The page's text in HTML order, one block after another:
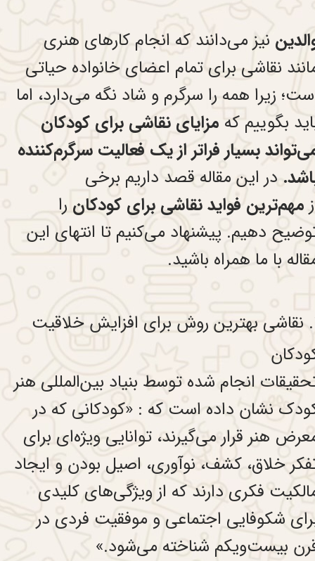
نیز می‌دانند که انجام کارهای هنری
نقاشی برای تمام اعضای خانواده‌ حیاتی
زیرا همه را سرگرم و شاد نگه می‌دارد، اما
بگوییم کهمزایای نقاشی برای کودکان
بسیار فراتر از یک فعالیت سرگرم‌کننده
در این مقاله قصد داریم برخی
مهم‌ترین فواید نقاشی برای کودکان را
دهیم. پیشنهاد می‌کنیم تا انتهای این
با ما همراه باشید.
۱. نقاشی بهترین روش برای افزایش خلاقیت
انجام شده توسط بنیاد بین‌المللی هنر
نشان داده است که : «کودکانی که در
هنر قرار می‌گیرند، توانایی ویژه‌ای برای
خلاق، کشف، نوآوری، اصیل بودن و ایجاد
فکری دارند که از ویژگی‌های کلیدی
شکوفایی اجتماعی و موفقیت فردی در
بیست‌و‌یکم شناخته می‌شود.»